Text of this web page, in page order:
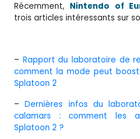
Récemment, Nintendo of
trois articles intéressants sur
– Rapport du laboratoire de
comment la mode peut
Splatoon 2
–Dernières infos du
calamars : comment les
Splatoon 2 ?